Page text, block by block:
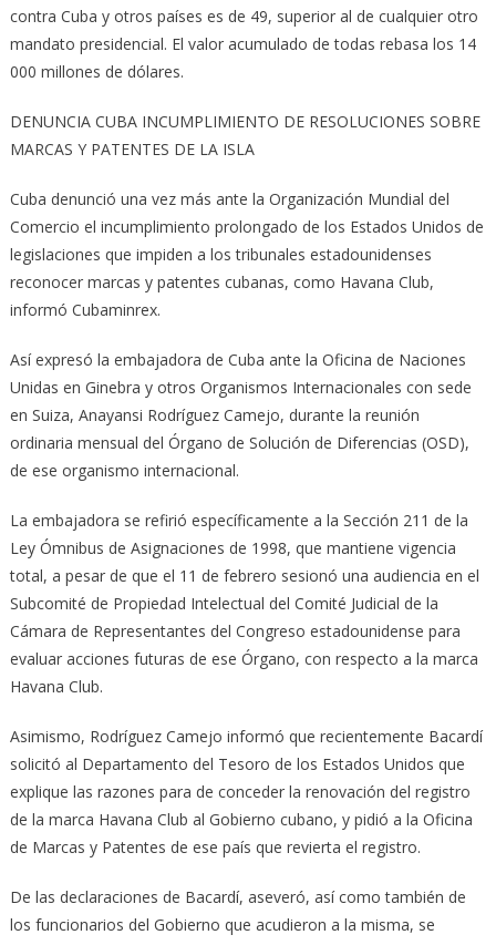
contra Cuba y otros países es de 49, superior al de cualquier otro
mandato presidencial. El valor acumulado de todas rebasa los 14
000 millones de dólares.
DENUNCIA CUBA INCUMPLIMIENTO DE RESOLUCIONES SOBRE
MARCAS Y PATENTES DE LA ISLA
Cuba denunció una vez más ante la Organización Mundial del
Comercio el incumplimiento prolongado de los Estados Unidos de
legislaciones que impiden a los tribunales estadounidenses
reconocer marcas y patentes cubanas, como Havana Club,
informó Cubaminrex.
Así expresó la embajadora de Cuba ante la Oficina de Naciones
Unidas en Ginebra y otros Organismos Internacionales con sede
en Suiza, Anayansi Rodríguez Camejo, durante la reunión
ordinaria mensual del Órgano de Solución de Diferencias (OSD),
de ese organismo internacional.
La embajadora se refirió específicamente a la Sección 211 de la
Ley Ómnibus de Asignaciones de 1998, que mantiene vigencia
total, a pesar de que el 11 de febrero sesionó una audiencia en el
Subcomité de Propiedad Intelectual del Comité Judicial de la
Cámara de Representantes del Congreso estadounidense para
evaluar acciones futuras de ese Órgano, con respecto a la marca
Havana Club.
Asimismo, Rodríguez Camejo informó que recientemente Bacardí
solicitó al Departamento del Tesoro de los Estados Unidos que
explique las razones para de conceder la renovación del registro
de la marca Havana Club al Gobierno cubano, y pidió a la Oficina
de Marcas y Patentes de ese país que revierta el registro.
De las declaraciones de Bacardí, aseveró, así como también de
los funcionarios del Gobierno que acudieron a la misma, se